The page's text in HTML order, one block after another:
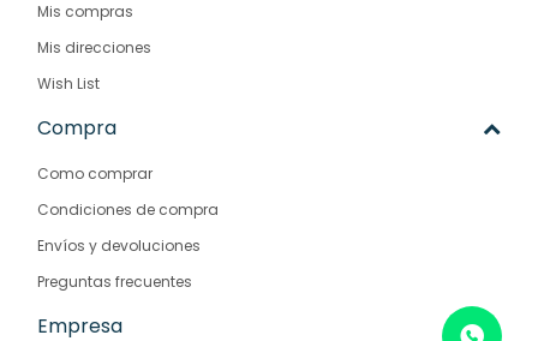
Mis compras
Mis direcciones
Wish List
Compra
Como comprar
Condiciones de compra
Envíos y devoluciones
Preguntas frecuentes
Empresa